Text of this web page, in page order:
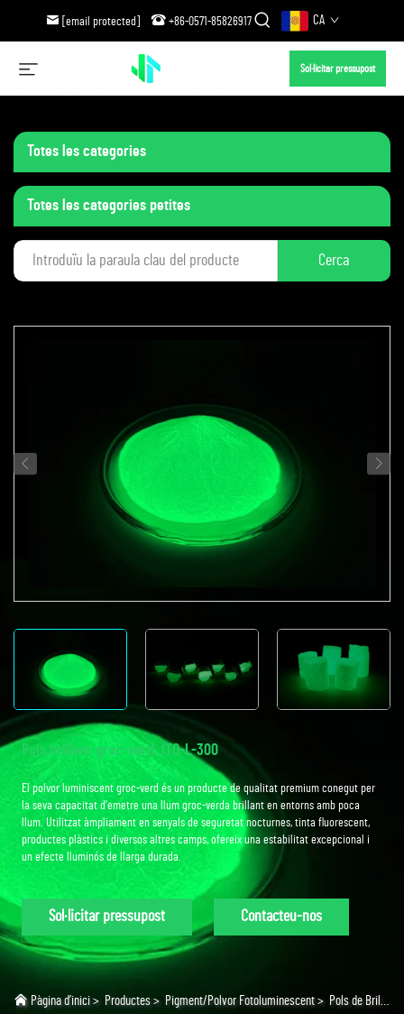
[email protected] +86-0571-85826917 CA
Sol·licitar pressupost
Totes les categories
Totes les categories petites
Cerca
Pols brillant groc-verd JTO-L-300
El polvor luminiscent groc-verd és un producte de qualitat premium conegut per
la seva capacitat d'emetre una llum groc-verda brillant en entorns amb poca
llum. Utilitzat àmpliament en senyals de seguretat nocturnes, tinta fluorescent,
productes plàstics i diversos altres camps, ofereix una estabilitat excepcional i
un efecte lluminós de llarga durada.
Sol·licitar pressupost Contacteu-nos
Pàgina d’inici > Productes > Pigment/Polvor Fotoluminescent > Pols de Brilly Groc Verd